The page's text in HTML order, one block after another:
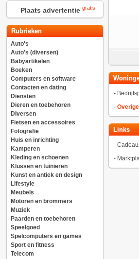
Plaats advertentie gratis
Rubrieken
Auto's
Auto's (diversen)
Babyartikelen
Boeken
Computers en software
Contacten en dating
Diensten
Dieren en toebehoren
Diversen
Fietsen en accessoires
Fotografie
Huis en inrichting
Kamperen
Kleding en schoenen
Klussen en tuinieren
Kunst en antiek en design
Lifestyle
Meubels
Motoren en brommers
Muziek
Paarden en toebehoren
Speelgoed
Spelcomputers en games
Sport en fitness
Telecom
-
- Overige
Links
-
-